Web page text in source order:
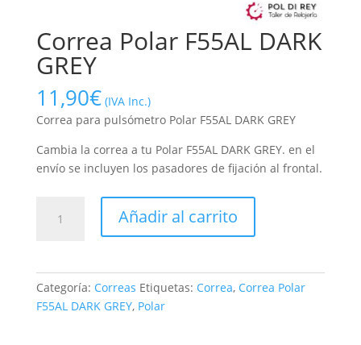
Correa Polar F55AL DARK
GREY
11,90€ (IVA Inc.)
Correa para pulsómetro Polar F55AL DARK GREY
Cambia la correa a tu Polar F55AL DARK GREY. en el
envío se incluyen los pasadores de fijación al frontal.
Polar
cantidad
Añadir al carrito
Categoría: Correas Etiquetas: Correa, Correa Polar
F55AL DARK GREY, Polar